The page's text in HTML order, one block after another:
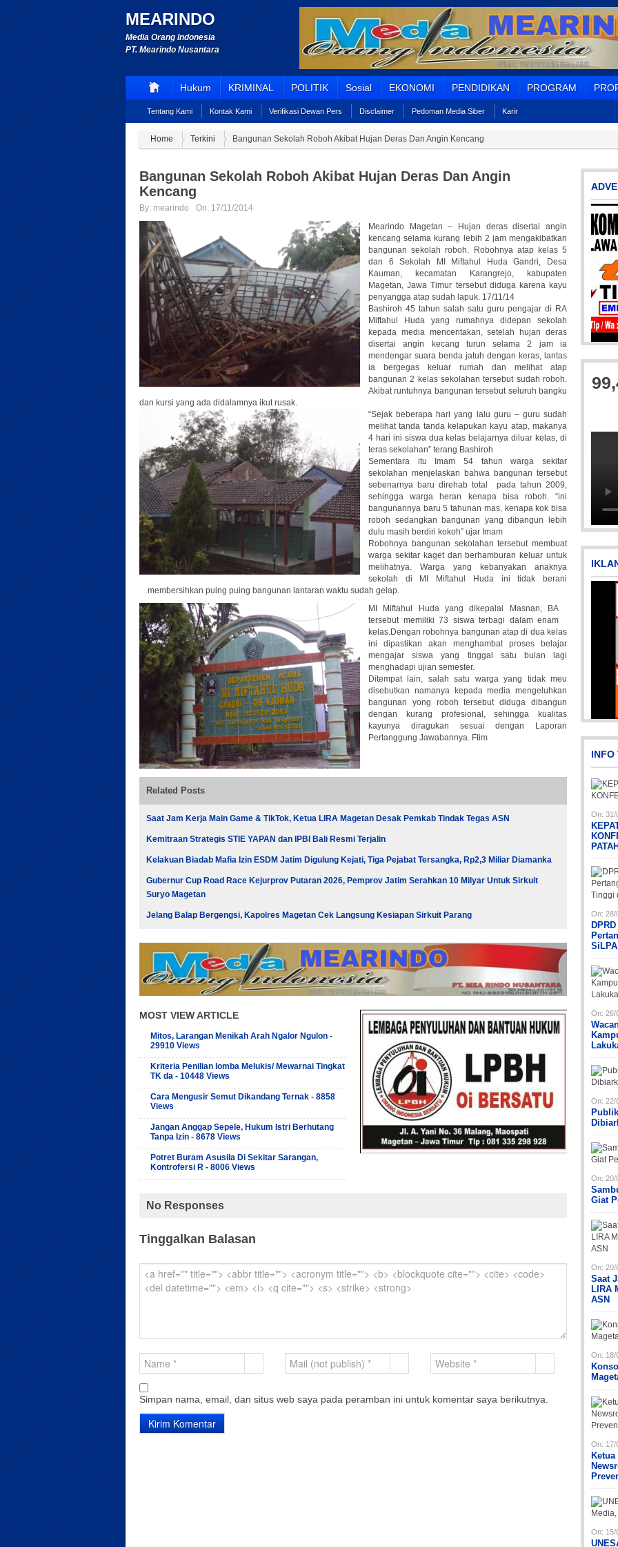
MEARINDO
Media Orang Indonesia
PT. Mearindo Nusantara
Hukum KRIMINAL POLITIK Sosial EKONOMI PENDIDIKAN PROGRAM
Tentang Kami Kontak Kami Verifikasi Dewan Pers Disclaimer Pedoman Media Siber Karir
Home Terkini Bangunan Sekolah Roboh Akibat Hujan Deras Dan Angin Kencang
Bangunan Sekolah Roboh Akibat Hujan Deras Dan Angin
Kencang
By: mearindo On: 17/11/2014
Mearindo Magetan – Hujan deras disertai angin
kencang selama kurang lebih 2 jam mengakibatkan
bangunan sekolah roboh. Robohnya atap kelas 5
dan 6 Sekolah MI Miftahul Huda Gandri, Desa
Kauman, kecamatan Karangrejo, kabupaten
Magetan, Jawa Timur tersebut diduga karena kayu
penyangga atap sudah lapuk. 17/11/14
Bashiroh 45 tahun salah satu guru pengajar di RA
Miftahul Huda yang rumahnya didepan sekolah
kepada media menceritakan, setelah hujan deras
disertai angin kecang turun selama 2 jam ia
mendengar suara benda jatuh dengan keras, lantas
ia bergegas keluar rumah dan melihat atap
bangunan 2 kelas sekolahan tersebut sudah roboh.
Akibat runtuhnya bangunan tersebut seluruh bangku
dan kursi yang ada didalamnya ikut rusak.
“Sejak beberapa hari yang lalu guru – guru sudah
melihat tanda tanda kelapukan kayu atap, makanya
4 hari ini siswa dua kelas belajarnya diluar kelas, di
teras sekolahan” terang Bashiroh
Sementara itu Imam 54 tahun warga sekitar
sekolahan menjelaskan bahwa bangunan tersebut
sebenarnya baru direhab total pada tahun 2009,
sehingga warga heran kenapa bisa roboh. “ini
bangunannya baru 5 tahunan mas, kenapa kok bisa
roboh sedangkan bangunan yang dibangun lebih
dulu masih berdiri kokoh” ujar Imam
Robohnya bangunan sekolahan tersebut membuat
warga sekitar kaget dan berhamburan keluar untuk
melihatnya. Warga yang kebanyakan anaknya
sekolah di MI Miftahul Huda ini tidak berani
membersihkan puing puing bangunan lantaran waktu sudah gelap.
MI Miftahul Huda yang dikepalai Masnan, BA
tersebut memiliki 73 siswa terbagi dalam enam
kelas.Dengan robohnya bangunan atap di dua kelas
ini dipastikan akan menghambat proses belajar
mengajar siswa yang tinggal satu bulan lagi
menghadapi ujian semester.
Ditempat lain, salah satu warga yang tidak meu
disebutkan namanya kepada media mengeluhkan
bangunan yong roboh tersebut diduga dibangun
dengan kurang profesional, sehingga kualitas
kayunya diragukan sesuai dengan Laporan
Pertanggung Jawabannya. Ftim
Related Posts
Saat Jam Kerja Main Game & TikTok, Ketua LIRA Magetan Desak Pemkab Tindak Tegas ASN
Kemitraan Strategis STIE YAPAN dan IPBI Bali Resmi Terjalin
Kelakuan Biadab Mafia Izin ESDM Jatim Digulung Kejati, Tiga Pejabat Tersangka, Rp2,3 Miliar Diamanka
Gubernur Cup Road Race Kejurprov Putaran 2026, Pemprov Jatim Serahkan 10 Milyar Untuk Sirkuit
Suryo Magetan
Jelang Balap Bergengsi, Kapolres Magetan Cek Langsung Kesiapan Sirkuit Parang
MOST VIEW ARTICLE
Mitos, Larangan Menikah Arah Ngalor Ngulon -
29910 Views
Kriteria Penilian lomba Melukis/ Mewarnai Tingkat
TK da - 10448 Views
Cara Mengusir Semut Dikandang Ternak - 8858
Views
Jangan Anggap Sepele, Hukum Istri Berhutang
Tanpa Izin - 8678 Views
Potret Buram Asusila Di Sekitar Sarangan,
Kontrofersi R - 8006 Views
No Responses
Tinggalkan Balasan
Simpan nama, email, dan situs web saya pada peramban ini untuk komentar saya berikutnya.
IMG-20250501-WA0005
IMG_20180718_182608
IMG-20191006-WA0043
INFO
On: 31/
PATAH
On: 28/
On: 26/
On: 22/
On: 20/
Giat
On: 20/
Saat
LIRA
ASN
On: 18/
On: 17/
On: 15/